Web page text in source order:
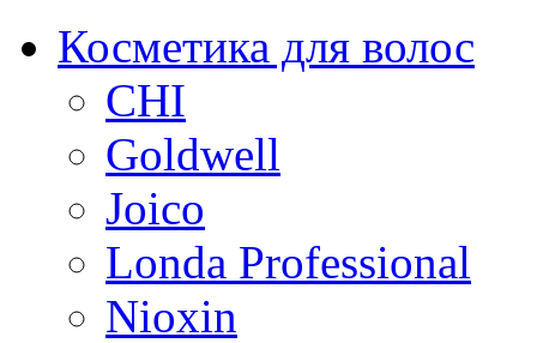
Косметика для волос
CHI
Goldwell
Joico
Londa Professional
Nioxin